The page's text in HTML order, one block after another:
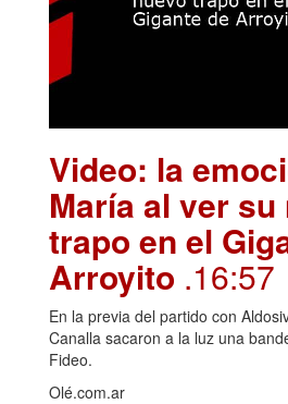
Video: la
María al ver su
trapo en el
Arroyito .16:57
En la previa del partido con
Canalla sacaron a la luz una
Fideo.
Olé.com.ar